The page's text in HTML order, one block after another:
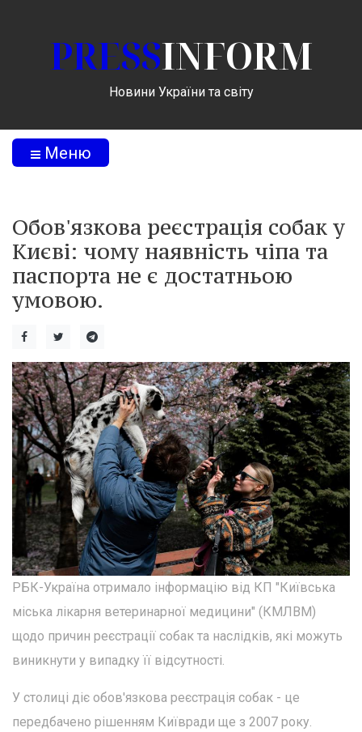
PRESSINFORM
Новини України та світу
Меню
Обов'язкова реєстрація собак у
Києві: чому наявність чіпа та
паспорта не є достатньою
умовою.
РБК-Україна отримало інформацію від КП "Київська
міська лікарня ветеринарної медицини" (КМЛВМ)
щодо причин реєстрації собак та наслідків, які можуть
виникнути у випадку її відсутності.
У столиці діє обов'язкова реєстрація собак - це
передбачено рішенням Київради ще з 2007 року.